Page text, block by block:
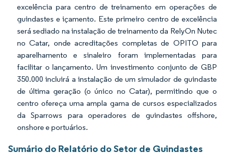
excelência para centro de treinamento em operações de
guindastes e içamento. Este primeiro centro de excelência
será sediado na instalação de treinamento da RelyOn Nutec
no Catar, onde acreditações completas de OPITO para
aparelhamento e sinaleiro foram implementadas para
facilitar o lançamento. Um investimento conjunto de GBP
350.000 incluirá a instalação de um simulador de guindaste
de última geração (o único no Catar), permitindo que o
centro ofereça uma ampla gama de cursos especializados
da Sparrows para operadores de guindastes offshore,
onshore e portuários.
Sumário do Relatório do Setor de Guindastes